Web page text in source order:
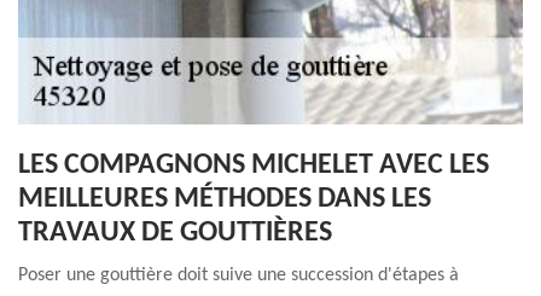
LES COMPAGNONS MICHELET AVEC LES
MEILLEURES MÉTHODES DANS LES
TRAVAUX DE GOUTTIÈRES
Poser une gouttière doit suive une succession d'étapes à